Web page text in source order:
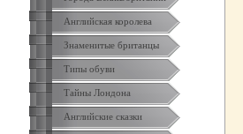
Английская королева
Знаменитые британцы
Типы обуви
Тайны Лондона
Английские сказки